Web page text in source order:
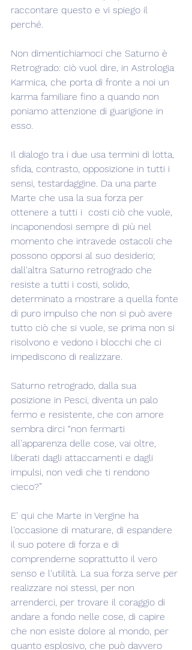
raccontare questo e vi spiego il
perché.
Non dimentichiamoci che Saturno è
Retrogrado: ciò vuol dire, in Astrologia
Karmica, che porta di fronte a noi un
karma familiare fino a quando non
poniamo attenzione di guarigione in
esso.
Il dialogo tra i due usa termini di lotta,
sfida, contrasto, opposizione in tutti i
sensi, testardaggine. Da una parte
Marte che usa la sua forza per
ottenere a tutti i  costi ciò che vuole,
incaponendosi sempre di più nel
momento che intravede ostacoli che
possono opporsi al suo desiderio;
dall'altra Saturno retrogrado che
resiste a tutti i costi, solido,
determinato a mostrare a quella fonte
di puro impulso che non si può avere
tutto ciò che si vuole, se prima non si
risolvono e vedono i blocchi che ci
impediscono di realizzare.
Saturno retrogrado, dalla sua
posizione in Pesci, diventa un palo
fermo e resistente, che con amore
sembra dirci “non fermarti
all'apparenza delle cose, vai oltre,
liberati dagli attaccamenti e dagli
impulsi, non vedi che ti rendono
cieco?”
E' qui che Marte in Vergine ha
l'occasione di maturare, di espandere
il suo potere di forza e di
comprenderne soprattutto il vero
senso e l'utilità. La sua forza serve per
realizzare noi stessi, per non
arrenderci, per trovare il coraggio di
andare a fondo nelle cose, di capire
che non esiste dolore al mondo, per
quanto esplosivo, che può davvero